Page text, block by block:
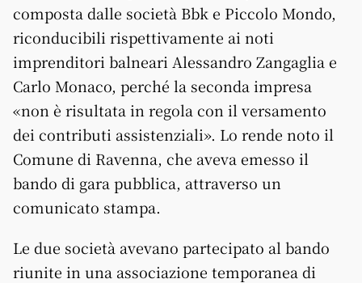
composta dalle società Bbk e Piccolo Mondo,
riconducibili rispettivamente ai noti
imprenditori balneari Alessandro Zangaglia e
Carlo Monaco, perché la seconda impresa
«non è risultata in regola con il versamento
dei contributi assistenziali». Lo rende noto il
Comune di Ravenna, che aveva emesso il
bando di gara pubblica, attraverso un
comunicato stampa.
Le due società avevano partecipato al bando
riunite in una associazione temporanea di